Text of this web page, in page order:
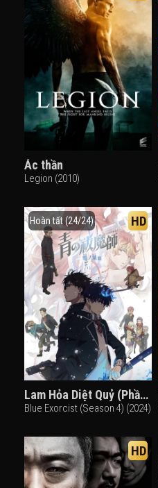
Ác thần
Legion (2010)
Hoàn tất (24/24) HD
Lam Hỏa Diệt Quỷ (Phần 4)
Blue Exorcist (Season 4) (2024)
HD